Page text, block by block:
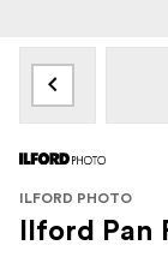
ILFORD PHOTO
Ilford Pan